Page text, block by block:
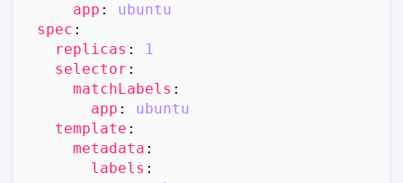
app :
ubuntu
spec :
replicas :
1
selector :
matchLabels :
app :
ubuntu
template :
metadata :
labels :